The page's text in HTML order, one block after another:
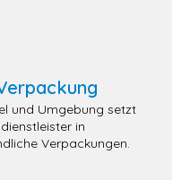
und Umgebung setzt
in
Verpackungen.